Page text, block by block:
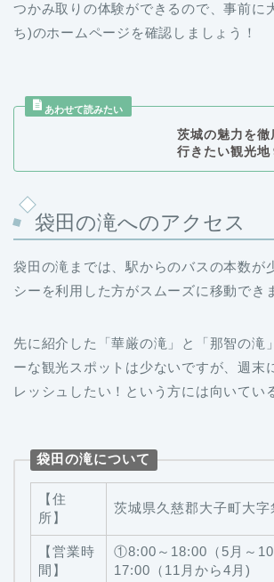
つかみ取りの体験ができるので、事前に
ち)のホームページを確認しましょう！
茨城の魅力を
行きたい観光地
袋田の滝へのアクセス
袋田の滝までは、駅からのバスの本数が
シーを利用した方がスムーズに移動でき
先に紹介した「華厳の滝」と「那智の滝
ーな観光スポットは少ないですが、週末
レッシュしたい！という方には向いてい
袋田の滝について
【住
所】
茨城県久慈郡大子町大字
【営業時
間】
①8:00～18:00（5月～
17:00（11月から4月)